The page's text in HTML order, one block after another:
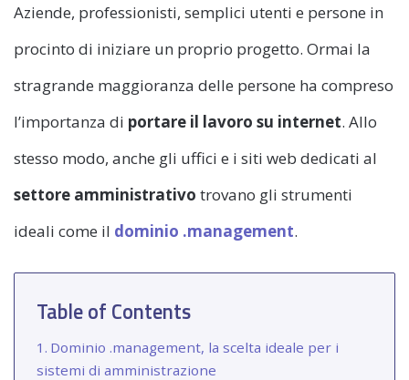
Aziende, professionisti, semplici utenti e persone in
procinto di iniziare un proprio progetto. Ormai la
stragrande maggioranza delle persone ha compreso
l’importanza di portare il lavoro su internet. Allo
stesso modo, anche gli uffici e i siti web dedicati al
settore amministrativo trovano gli strumenti
ideali come il dominio .management.
Table of Contents
Dominio .management, la scelta ideale per i
sistemi di amministrazione